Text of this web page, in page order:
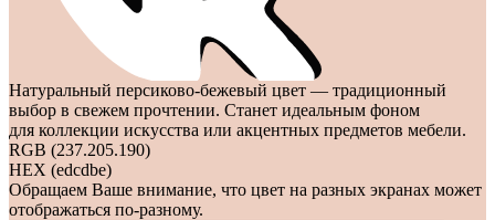
Натуральный персиково-бежевый цвет — традиционный
выбор в свежем прочтении. Станет идеальным фоном
для коллекции искусства или акцентных предметов мебели.
RGB (237.205.190)
HEX (edcdbe)
Обращаем Ваше внимание, что цвет на разных экранах может
отображаться по-разному.